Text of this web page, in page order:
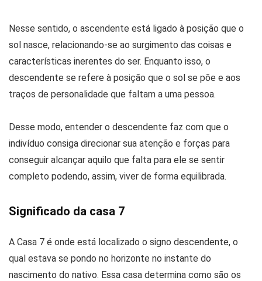
Nesse sentido, o ascendente está ligado à posição que o
sol nasce, relacionando-se ao surgimento das coisas e
características inerentes do ser. Enquanto isso, o
descendente se refere à posição que o sol se põe e aos
traços de personalidade que faltam a uma pessoa.
Desse modo, entender o descendente faz com que o
indivíduo consiga direcionar sua atenção e forças para
conseguir alcançar aquilo que falta para ele se sentir
completo podendo, assim, viver de forma equilibrada.
Significado da casa 7
A Casa 7 é onde está localizado o signo descendente, o
qual estava se pondo no horizonte no instante do
nascimento do nativo. Essa casa determina como são os